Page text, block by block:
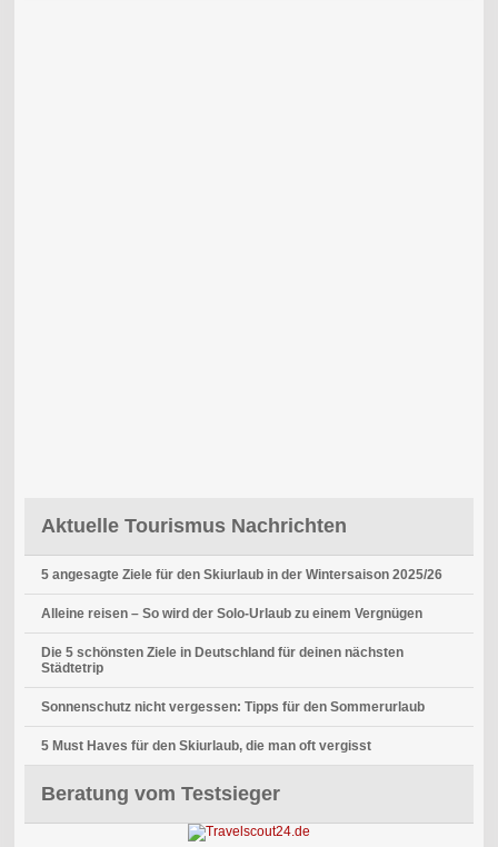
Aktuelle Tourismus Nachrichten
5 angesagte Ziele für den Skiurlaub in der Wintersaison 2025/26
Alleine reisen – So wird der Solo-Urlaub zu einem Vergnügen
Die 5 schönsten Ziele in Deutschland für deinen nächsten
Städtetrip
Sonnenschutz nicht vergessen: Tipps für den Sommerurlaub
5 Must Haves für den Skiurlaub, die man oft vergisst
Beratung vom Testsieger